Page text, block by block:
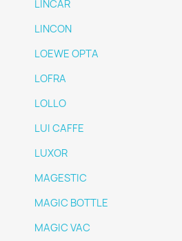
LINCAR
LINCON
LOEWE OPTA
LOFRA
LOLLO
LUI CAFFE
LUXOR
MAGESTIC
MAGIC BOTTLE
MAGIC VAC